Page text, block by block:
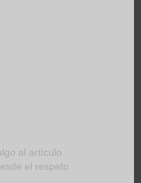
al artículo
el respeto